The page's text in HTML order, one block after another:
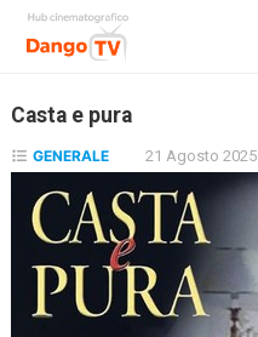
Casta e pura
GENERALE 21 Agosto 2025